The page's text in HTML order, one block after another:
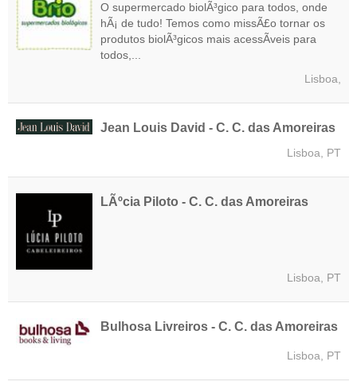
O supermercado biolÃ³gico para todos, onde
hÃ¡ de tudo! Temos como missÃ£o tornar os
produtos biolÃ³gicos mais acessÃ­veis para
todos,...
Lisboa,
Jean Louis David - C. C. das Amoreiras
Lisboa, PT
LÃºcia Piloto - C. C. das Amoreiras
Lisboa, PT
Bulhosa Livreiros - C. C. das Amoreiras
Lisboa, PT